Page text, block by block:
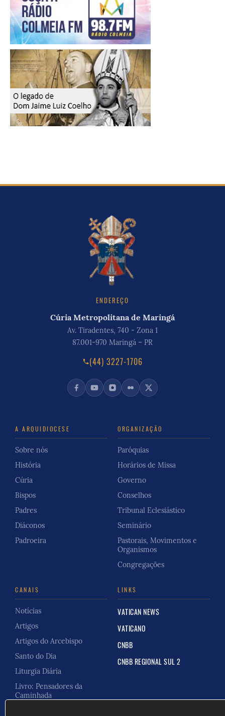
ENDEREÇO
Cúria Metropolitana de Maringá
Av. Tiradentes, 740 - Zona 1
87.001-970 Maringá – PR
(44) 3227-1706
A ARQUIDIOCESE
Sobre nós
História
Cúria
Bispos
Padres
Diáconos
Padroeira
ORGANIZAÇÃO
Paróquias
Horários de Missa
Governo
Conselhos
Tribunal Eclesiástico
Seminário
Pastorais, Movimentos e
Organismos
Congregações
CANAIS
Notícias
Artigos
Artigos do Arcebispo
Santo do Dia
Liturgia Diária
Livro: Pensadores da
Caminhada
LINKS
VATICAN NEWS
VATICANO
CNBB
CNBB REGIONAL SUL 2